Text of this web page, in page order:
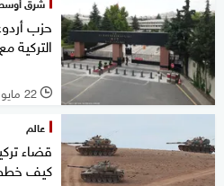
حزب
التركية
l 22 مايو 2019
عالم
كيف